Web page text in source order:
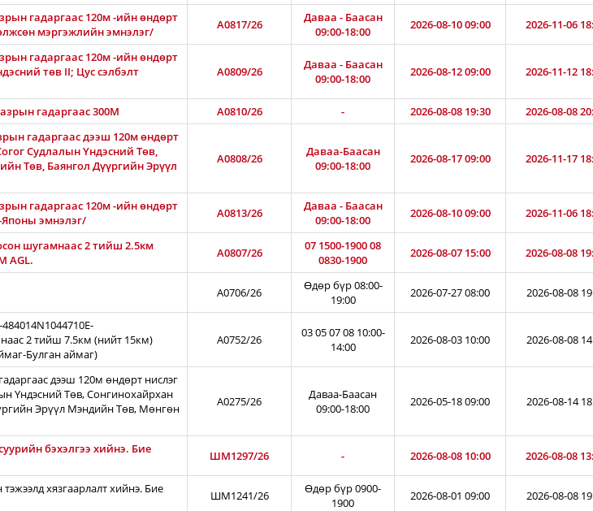
гадаргаас 120м -ийн өндөрт
мэргэжлийн эмнэлэг/
A0817/26
Даваа - Баасан
09:00-18:00
2026-08-10 09:00 2026-11-06
гадаргаас 120м -ийн өндөрт
төв II; Цус сэлбэлт
A0809/26
Даваа - Баасан
09:00-18:00
2026-08-12 09:00 2026-11-12
гадаргаас 300M A0810/26 - 2026-08-08 19:30 2026-08-08
гадаргаас дээш 120м өндөрт
Судлалын Үндэсний Төв,
Төв, Баянгол Дүүргийн Эрүүл
A0808/26
Даваа-Баасан
09:00-18:00
2026-08-17 09:00 2026-11-17
гадаргаас 120м -ийн өндөрт
эмнэлэг/
A0813/26
Даваа - Баасан
09:00-18:00
2026-08-10 09:00 2026-11-06
шугамнаас 2 тийш 2.5км
AGL.
A0807/26
07 1500-1900 08
0830-1900
2026-08-07 15:00 2026-08-08
A0706/26
Өдөр бүр 08:00-
19:00
2026-07-27 08:00 2026-08-08
2 тийш 7.5км (нийт 15км)
Булган аймаг)
A0752/26
03 05 07 08 10:00-
14:00
2026-08-03 10:00 2026-08-08
дээш 120м өндөрт нислэг
Үндэсний Төв, Сонгинохайрхан
Эрүүл Мэндийн Төв, Мөнгөн
A0275/26
Даваа-Баасан
09:00-18:00
2026-05-18 09:00 2026-08-14
бэхэлгээ хийнэ. Бие
ШМ1297/26 - 2026-08-08 10:00 2026-08-08
хязгаарлалт хийнэ. Бие
ШМ1241/26
Өдөр бүр 0900-
1900
2026-08-01 09:00
2026-08-08